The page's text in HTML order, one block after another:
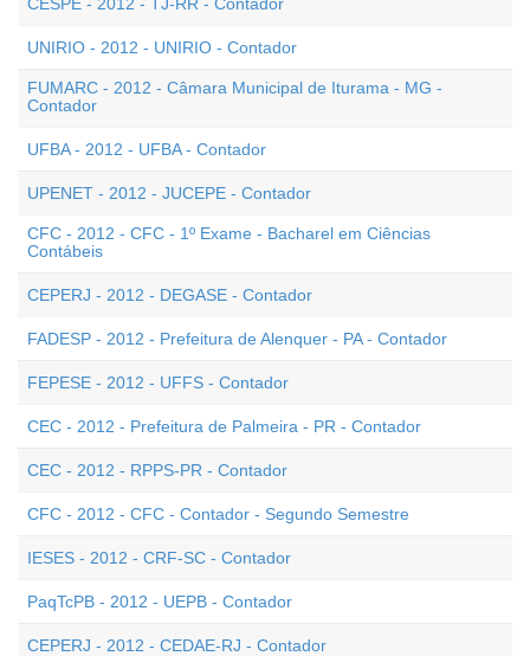
UNIRIO - 2012 - UNIRIO - Contador
FUMARC - 2012 - Câmara Municipal de Iturama - MG -
Contador
UFBA - 2012 - UFBA - Contador
UPENET - 2012 - JUCEPE - Contador
CFC - 2012 - CFC - 1º Exame - Bacharel em Ciências
Contábeis
CEPERJ - 2012 - DEGASE - Contador
FADESP - 2012 - Prefeitura de Alenquer - PA - Contador
FEPESE - 2012 - UFFS - Contador
CEC - 2012 - Prefeitura de Palmeira - PR - Contador
CEC - 2012 - RPPS-PR - Contador
CFC - 2012 - CFC - Contador - Segundo Semestre
IESES - 2012 - CRF-SC - Contador
PaqTcPB - 2012 - UEPB - Contador
CEPERJ - 2012 - CEDAE-RJ - Contador